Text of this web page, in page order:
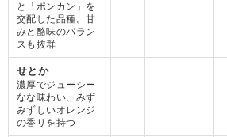
と「ポンカン」を
交配した品種。甘
みと酪味のパラン
スも抜群
せとか
濃厚でジューシー
なな味わい、みず
みずしいオレンジ
の香リを持つ